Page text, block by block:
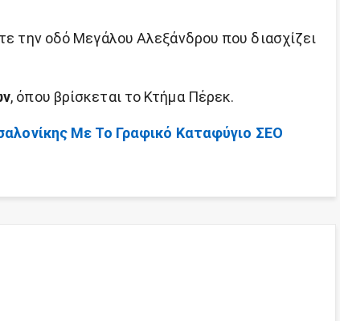
την οδό Μεγάλου Αλεξάνδρου που διασχίζει
, όπου βρίσκεται το Κτήμα Πέρεκ.
Με Το Γραφικό Καταφύγιο ΣΕΟ